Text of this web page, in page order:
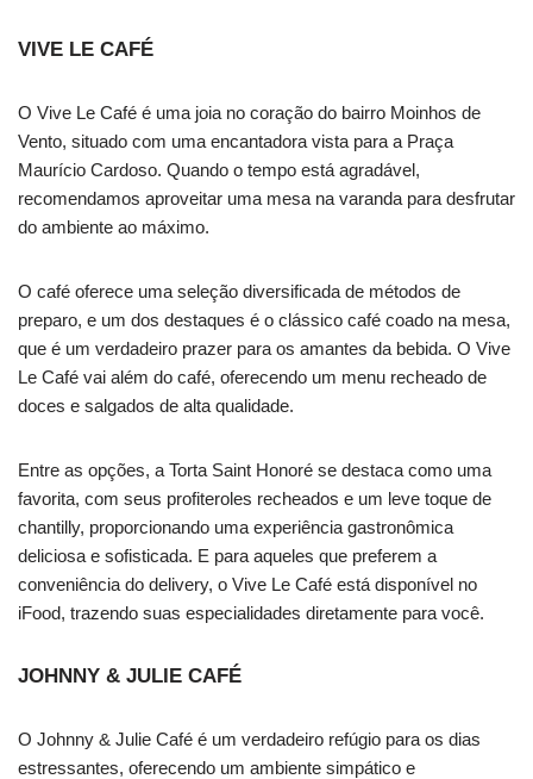
VIVE LE CAFÉ
O Vive Le Café é uma joia no coração do bairro Moinhos de
Vento, situado com uma encantadora vista para a Praça
Maurício Cardoso. Quando o tempo está agradável,
recomendamos aproveitar uma mesa na varanda para desfrutar
do ambiente ao máximo.
O café oferece uma seleção diversificada de métodos de
preparo, e um dos destaques é o clássico café coado na mesa,
que é um verdadeiro prazer para os amantes da bebida. O Vive
Le Café vai além do café, oferecendo um menu recheado de
doces e salgados de alta qualidade.
Entre as opções, a Torta Saint Honoré se destaca como uma
favorita, com seus profiteroles recheados e um leve toque de
chantilly, proporcionando uma experiência gastronômica
deliciosa e sofisticada. E para aqueles que preferem a
conveniência do delivery, o Vive Le Café está disponível no
iFood, trazendo suas especialidades diretamente para você.
JOHNNY & JULIE CAFÉ
O Johnny & Julie Café é um verdadeiro refúgio para os dias
estressantes, oferecendo um ambiente simpático e